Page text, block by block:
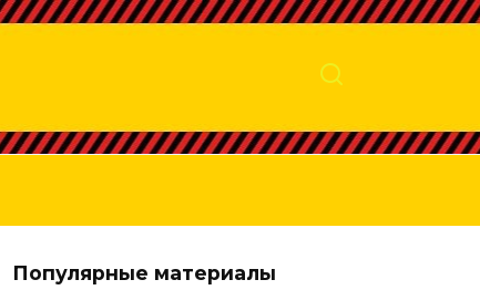
Популярные материалы